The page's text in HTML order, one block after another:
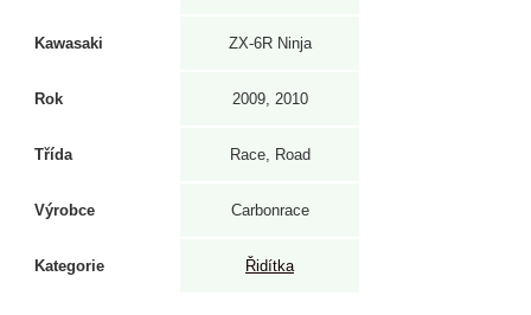
Kawasaki ZX-6R Ninja
Rok 2009, 2010
Třída Race, Road
Výrobce Carbonrace
Kategorie Řidítka